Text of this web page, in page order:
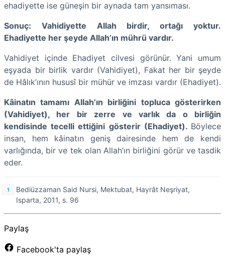
ehadiyette ise güneşin bir aynada tam yansıması.
Sonuç: Vahidiyette Allah birdir, ortağı yoktur.
Ehadiyette her şeyde Allah’ın mührü vardır.
Vahidiyet içinde Ehadiyet cilvesi görünür. Yani umum
eşyada bir birlik vardır (Vahidiyet), Fakat her bir şeyde
de Hâlık’ının hususî bir mühür ve imzası vardır (Ehadiyet).
Kâinatın tamamı Allah’ın birliğini topluca gösterirken
(Vahidiyet), her bir zerre ve varlık da o birliğin
kendisinde tecelli ettiğini gösterir (Ehadiyet). Böylece
insan, hem kâinatın geniş dairesinde hem de kendi
varlığında, bir ve tek olan Allah’ın birliğini görür ve tasdik
eder.
Bediüzzaman Said Nursi, Mektubat, Hayrât Neşriyat,
Isparta, 2011, s. 96
Paylaş
Facebook'ta paylaş